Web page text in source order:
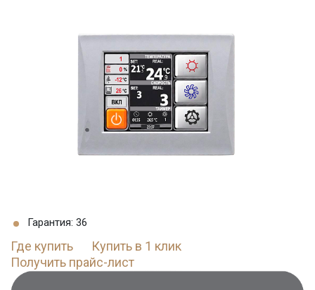
Гарантия: 36
Где купить
Купить в 1 клик
Получить прайс-лист